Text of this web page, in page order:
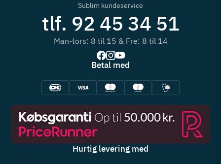
Sublim kundeservice
tlf. 92 45 34 51
Man-tors: 8 til 15 & Fre: 8 til 14
Betal med
Hurtig levering med